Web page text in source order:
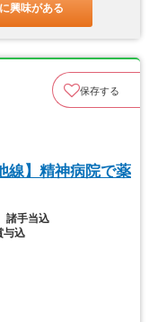
興味がある
保存する
線】精神病院で薬
諸手当込
与込